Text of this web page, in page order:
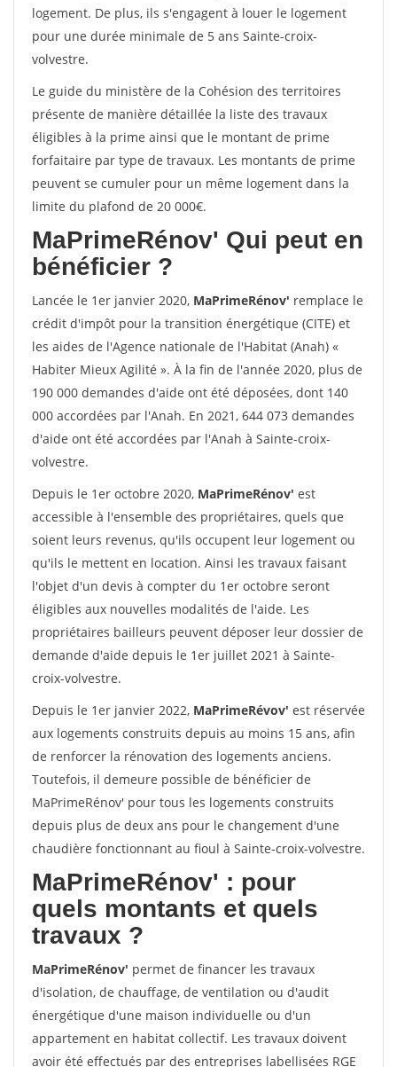
logement. De plus, ils s'engagent à louer le logement
pour une durée minimale de 5 ans Sainte-croix-
volvestre.
Le guide du ministère de la Cohésion des territoires
présente de manière détaillée la liste des travaux
éligibles à la prime ainsi que le montant de prime
forfaitaire par type de travaux. Les montants de prime
peuvent se cumuler pour un même logement dans la
limite du plafond de 20 000€.
MaPrimeRénov' Qui peut en
bénéficier ?
Lancée le 1er janvier 2020, MaPrimeRénov' remplace le
crédit d'impôt pour la transition énergétique (CITE) et
les aides de l'Agence nationale de l'Habitat (Anah) «
Habiter Mieux Agilité ». À la fin de l'année 2020, plus de
190 000 demandes d'aide ont été déposées, dont 140
000 accordées par l'Anah. En 2021, 644 073 demandes
d'aide ont été accordées par l'Anah à Sainte-croix-
volvestre.
Depuis le 1er octobre 2020, MaPrimeRénov' est
accessible à l'ensemble des propriétaires, quels que
soient leurs revenus, qu'ils occupent leur logement ou
qu'ils le mettent en location. Ainsi les travaux faisant
l'objet d'un devis à compter du 1er octobre seront
éligibles aux nouvelles modalités de l'aide. Les
propriétaires bailleurs peuvent déposer leur dossier de
demande d'aide depuis le 1er juillet 2021 à Sainte-
croix-volvestre.
Depuis le 1er janvier 2022, MaPrimeRévov' est réservée
aux logements construits depuis au moins 15 ans, afin
de renforcer la rénovation des logements anciens.
Toutefois, il demeure possible de bénéficier de
MaPrimeRénov' pour tous les logements construits
depuis plus de deux ans pour le changement d'une
chaudière fonctionnant au fioul à Sainte-croix-volvestre.
MaPrimeRénov' : pour
quels montants et quels
travaux ?
MaPrimeRénov' permet de financer les travaux
d'isolation, de chauffage, de ventilation ou d'audit
énergétique d'une maison individuelle ou d'un
appartement en habitat collectif. Les travaux doivent
avoir été effectués par des entreprises labellisées RGE